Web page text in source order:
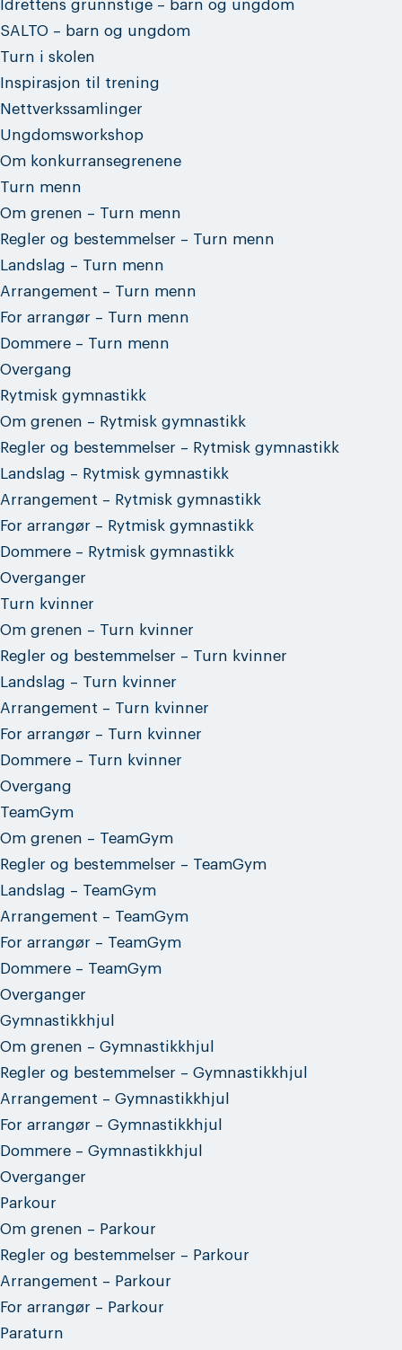
Idrettens grunnstige – barn og ungdom
SALTO – barn og ungdom
Turn i skolen
Inspirasjon til trening
Nettverkssamlinger
Ungdomsworkshop
Om konkurransegrenene
Turn menn
Om grenen – Turn menn
Regler og bestemmelser – Turn menn
Landslag – Turn menn
Arrangement – Turn menn
For arrangør – Turn menn
Dommere – Turn menn
Overgang
Rytmisk gymnastikk
Om grenen – Rytmisk gymnastikk
Regler og bestemmelser – Rytmisk gymnastikk
Landslag – Rytmisk gymnastikk
Arrangement – Rytmisk gymnastikk
For arrangør – Rytmisk gymnastikk
Dommere – Rytmisk gymnastikk
Overganger
Turn kvinner
Om grenen – Turn kvinner
Regler og bestemmelser – Turn kvinner
Landslag – Turn kvinner
Arrangement – Turn kvinner
For arrangør – Turn kvinner
Dommere – Turn kvinner
Overgang
TeamGym
Om grenen – TeamGym
Regler og bestemmelser – TeamGym
Landslag – TeamGym
Arrangement – TeamGym
For arrangør – TeamGym
Dommere – TeamGym
Overganger
Gymnastikkhjul
Om grenen – Gymnastikkhjul
Regler og bestemmelser – Gymnastikkhjul
Arrangement – Gymnastikkhjul
For arrangør – Gymnastikkhjul
Dommere – Gymnastikkhjul
Overganger
Parkour
Om grenen – Parkour
Regler og bestemmelser – Parkour
Arrangement – Parkour
For arrangør – Parkour
Paraturn